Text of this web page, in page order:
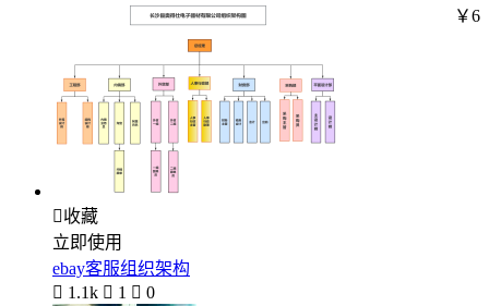
￥6
收藏
立即使用
ebay客服组织架构
 1.1k  1  0